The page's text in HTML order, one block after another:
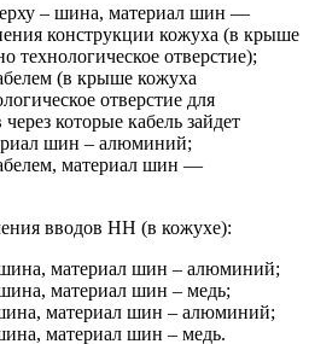
– шина, материал шин —
конструкции кожуха (в крыше
технологическое отверстие);
(в крыше кожуха
отверстие для
которые кабель зайдет
шин – алюминий;
материал шин —
вводов НН (в кожухе):
материал шин – алюминий;
материал шин – медь;
материал шин – алюминий;
материал шин – медь.